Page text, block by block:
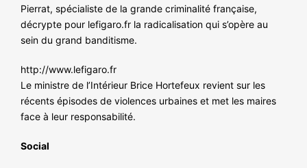
Pierrat, spécialiste de la grande criminalité française,
décrypte pour lefigaro.fr la radicalisation qui s’opère au
sein du grand banditisme.
http://www.lefigaro.fr
Le ministre de l’Intérieur Brice Hortefeux revient sur les
récents épisodes de violences urbaines et met les maires
face à leur responsabilité.
Social